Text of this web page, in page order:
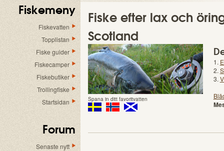
Fiskemeny
Fiskevatten
Topplistan
Fiske guider
Fiskecamper
Fiskebutiker
Trollingfiske
Startsidan
Forum
Senaste nytt
Fiske efter lax och
Scotland
Spana in ditt favoritvatten
1.
2.
3.